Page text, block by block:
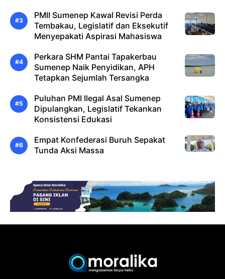
PMII Sumenep Kawal Revisi Perda
Tembakau, Legislatif dan Eksekutif
Menyepakati Aspirasi Mahasiswa
Perkara SHM Pantai Tapakerbau
Sumenep Naik Penyidikan, APH
Tetapkan Sejumlah Tersangka
Puluhan PMI Ilegal Asal Sumenep
Dipulangkan, Legislatif Tekankan
Konsistensi Edukasi
Empat Konfederasi Buruh Sepakat
Tunda Aksi Massa